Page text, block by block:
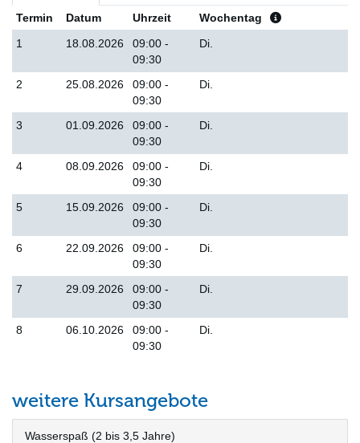
Termin Datum Uhrzeit
Wochentag
1
18.08.2026
09:00 -
09:30
Di.
2 25.08.2026
09:00 -
09:30
Di.
3 01.09.2026
09:00 -
09:30
Di.
4 08.09.2026
09:00 -
09:30
Di.
5 15.09.2026
09:00 -
09:30
Di.
6 22.09.2026
09:00 -
09:30
Di.
7 29.09.2026
09:00 -
09:30
Di.
8 06.10.2026
09:00 -
09:30
Di.
weitere Kursangebote
Wasserspaß (2 bis 3,5 Jahre)